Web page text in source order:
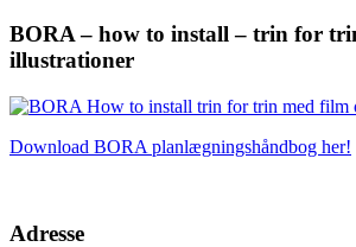
BORA – how to install – trin for
illustrationer
Download BORA planlægningshåndbog her!
Adresse